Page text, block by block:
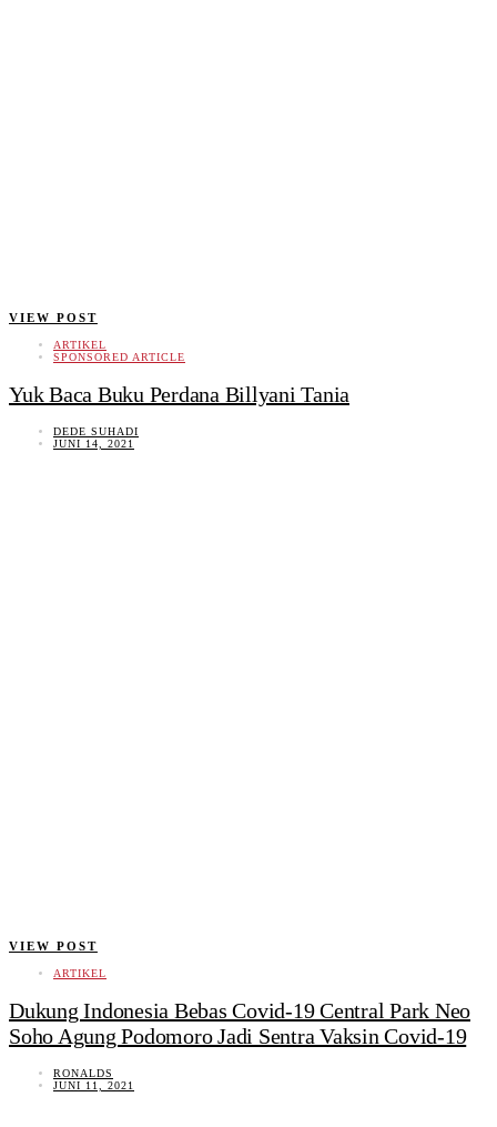
VIEW POST
ARTIKEL
SPONSORED ARTICLE
Yuk Baca Buku Perdana Billyani Tania
DEDE SUHADI
JUNI 14, 2021
VIEW POST
ARTIKEL
Dukung Indonesia Bebas Covid-19 Central Park Neo
Soho Agung Podomoro Jadi Sentra Vaksin Covid-19
RONALDS
JUNI 11, 2021